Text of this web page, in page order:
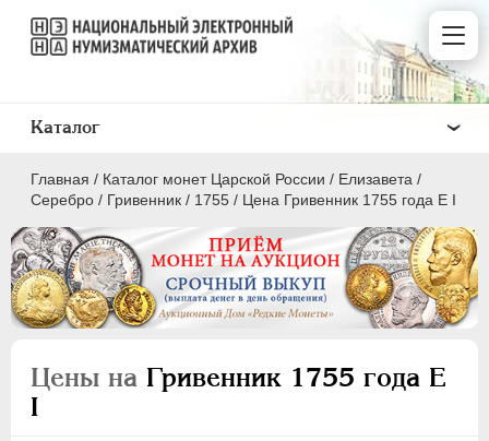
Главная / Каталог монет Царской России / Елизавета /
Серебро / Гривенник / 1755 / Цена Гривенник 1755 года Е I
Цены на Гривенник 1755 года Е
I
Каталог
ПEТР I 1699 - 1725
ПЕТР II 1727-1729
АННА ИОАННОВНА